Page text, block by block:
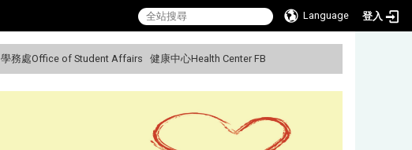
Language 登入
學務處Office of Student Affairs 健康中心Health Center FB